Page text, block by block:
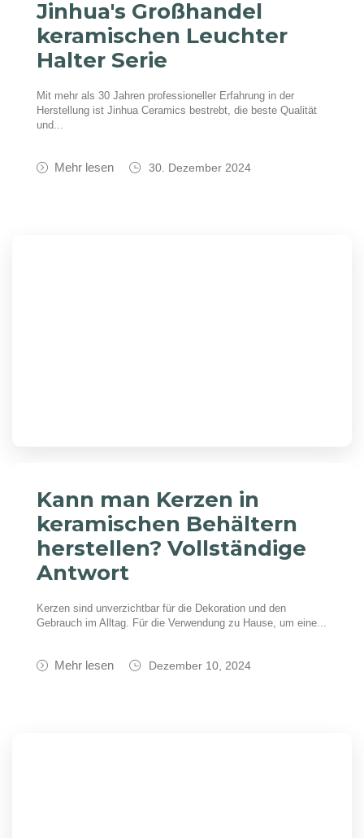
Jinhua's Großhandel
keramischen Leuchter
Halter Serie
Mit mehr als 30 Jahren professioneller Erfahrung in der
Herstellung ist Jinhua Ceramics bestrebt, die beste Qualität
und...
Mehr lesen 30. Dezember 2024
Kann man Kerzen in
keramischen Behältern
herstellen? Vollständige
Antwort
Kerzen sind unverzichtbar für die Dekoration und den
Gebrauch im Alltag. Für die Verwendung zu Hause, um eine...
Mehr lesen Dezember 10, 2024